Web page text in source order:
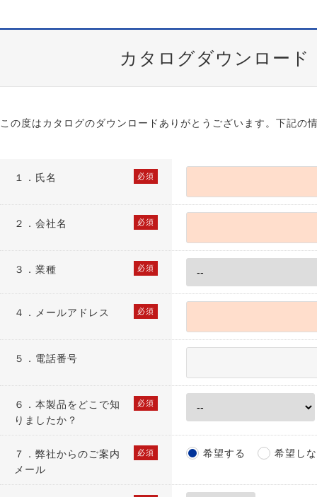
カタログダウンロー
この度はカタログのダウンロードありがとうございます。下記の
１． 必須
氏名
２． 必須
会社名
３． 必須
業種
４． 必須
メールアドレス
５．電話番号
６． 必須
本製品をどこで知
りましたか？
７． 必須
弊社からのご案内
メール
希望する 希望し